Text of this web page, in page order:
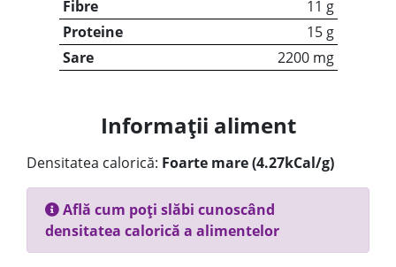
Fibre
11 g
Proteine
15 g
Sare
2200 mg
Informații aliment
Densitatea calorică: Foarte mare (4.27kCal/g)
Află cum poți slăbi cunoscând
densitatea calorică a alimentelor